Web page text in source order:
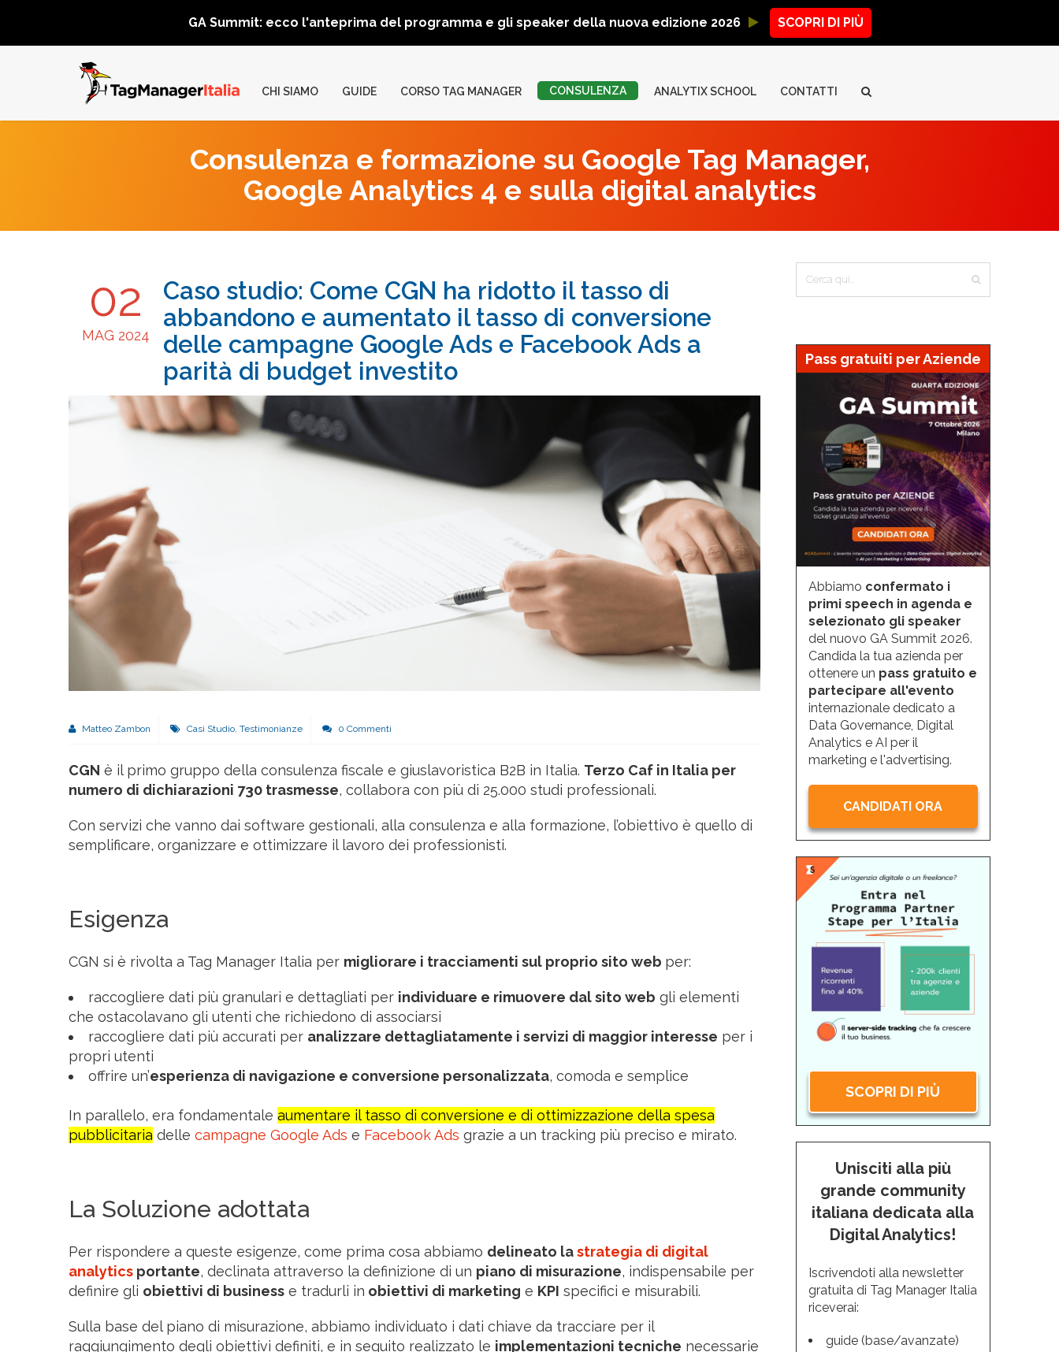
GA Summit: ecco l'anteprima del programma e gli speaker della nuova edizione 2026 SCOPRI DI PIÙ
CHI SIAMO GUIDE CORSO TAG MANAGER CONSULENZA ANALYTIX SCHOOL CONTATTI
Consulenza e formazione su Google Tag Manager,
Google Analytics 4 e sulla digital analytics
02
MAG 2024
Caso studio: Come CGN ha ridotto il tasso di
abbandono e aumentato il tasso di conversione
delle campagne Google Ads e Facebook Ads a
parità di budget investito
Matteo Zambon Casi Studio Testimonianze 0 Commenti
CGN è il primo gruppo della consulenza fiscale e giuslavoristica B2B in Italia. Terzo Caf in Italia per
numero di dichiarazioni 730 trasmesse, collabora con più di 25.000 studi professionali.
Con servizi che vanno dai software gestionali, alla consulenza e alla formazione, l’obiettivo è quello di
semplificare, organizzare e ottimizzare il lavoro dei professionisti.
Esigenza
CGN si è rivolta a Tag Manager Italia per migliorare i tracciamenti sul proprio sito web per:
raccogliere dati più granulari e dettagliati per individuare e rimuovere dal sito web gli elementi
che ostacolavano gli utenti che richiedono di associarsi
raccogliere dati più accurati per analizzare dettagliatamente i servizi di maggior interesse per i
propri utenti
offrire un’esperienza di navigazione e conversione personalizzata, comoda e semplice
In parallelo, era fondamentale aumentare il tasso di conversione e di ottimizzazione della spesa
pubblicitaria delle campagne Google Ads e Facebook Ads grazie a un tracking più preciso e mirato.
La Soluzione adottata
Per rispondere a queste esigenze, come prima cosa abbiamo delineato lastrategia di digital
analytics portante, declinata attraverso la definizione di un piano di misurazione, indispensabile per
definire gli obiettivi di business e tradurli in obiettivi di marketing e KPI specifici e misurabili.
Sulla base del piano di misurazione, abbiamo individuato i dati chiave da tracciare per il
raggiungimento degli obiettivi definiti, e in seguito realizzato le implementazioni tecniche necessarie
Pass gratuiti per Aziende
Abbiamo confermato i
primi speech in agenda e
selezionato gli speaker
del nuovo GA Summit 2026.
Candida la tua azienda per
ottenere un pass gratuito e
partecipare all'evento
internazionale dedicato a
Data Governance, Digital
Analytics e AI per il
marketing e l'advertising.
CANDIDATI ORA
SCOPRI DI PIÙ
Unisciti alla più
grande community
italiana dedicata alla
Digital Analytics!
Iscrivendoti alla newsletter
gratuita di Tag Manager Italia
riceverai:
guide (base/avanzate)